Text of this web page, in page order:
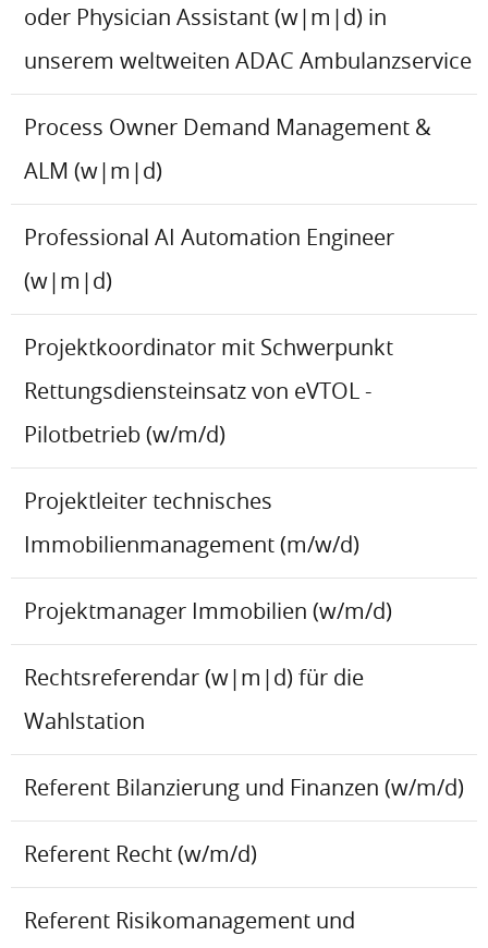
oder Physician Assistant (w|m|d) in
unserem weltweiten ADAC Ambulanzservice
Process Owner Demand Management &
ALM (w|m|d)
Professional AI Automation Engineer
(w|m|d)
Projektkoordinator mit Schwerpunkt
Rettungsdiensteinsatz von eVTOL -
Pilotbetrieb (w/m/d)
Projektleiter technisches
Immobilienmanagement (m/w/d)
Projektmanager Immobilien (w/m/d)
Rechtsreferendar (w|m|d) für die
Wahlstation
Referent Bilanzierung und Finanzen (w/m/d)
Referent Recht (w/m/d)
Referent Risikomanagement und